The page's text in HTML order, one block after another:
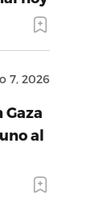
7, 2026
al